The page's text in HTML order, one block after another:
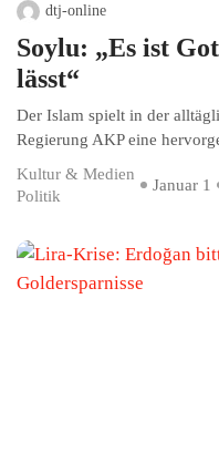
dtj-online
Soylu: „Es ist
lässt“
Der Islam spielt in der
Regierung AKP eine
Kultur & Medien
Politik
Januar 1